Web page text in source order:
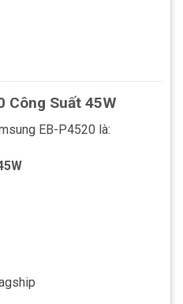
Công Suất 45W
EB-P4520 là: